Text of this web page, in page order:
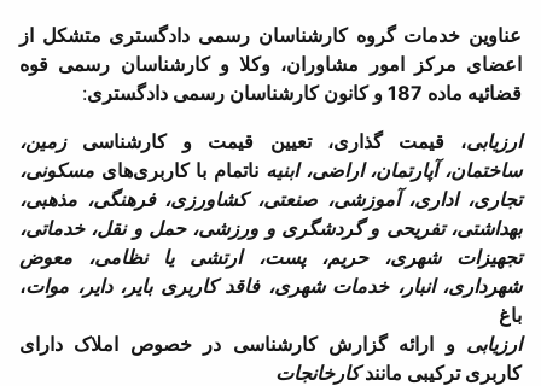
عناوین خدمات گروه کارشناسان رسمی دادگستری متشکل از
اعضای مرکز امور مشاوران، وکلا و کارشناسان رسمی قوه
قضائیه ماده 187 و کانون کارشناسان رسمی دادگستری
:
ارزیابی، قیمت گذاری، تعیین قیمت و کارشناسیزمین،
ساختمان، آپارتمان، اراضی، ابنیه ناتمام با کاربری‌های مسکونی،
تجاری، اداری، آموزشی، صنعتی، کشاورزی، فرهنگی، مذهبی،
بهداشتی، تفریحی و گردشگری و ورزشی، حمل و نقل، خدماتی،
تجهیزات شهری، حریم، پست، ارتشی یا نظامی، معوض
شهرداری، انبار، خدمات شهری، فاقد کاربری بایر، دایر، موات،
باغ
ارزیابیو ارائه گزارش کارشناسی در خصوص املاک دارای
کاربری ترکیبی مانندکارخانجات